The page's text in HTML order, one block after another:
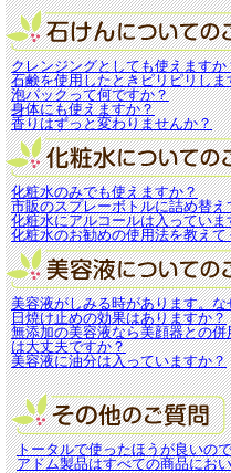
クレンジングとしても使えますか
石鹸を使用したときピリピリし
泡パックって何ですか？
身体にも使えますか？
香りはずっと変わりませんか？
化粧水のみでも使えますか？
市販のスプレーボトルに詰め替
化粧水にアルコールは入っていま
化粧水のお勧めの使用法を教えて
美容液がしみる時があります。な
日焼け止めの効果はありますか？
無添加の美容液なら美顔器との
は大丈夫ですか？
美容液に油分は入っていますか？
トータルで使ったほうが良いの
アドム製品はすべての商品にお